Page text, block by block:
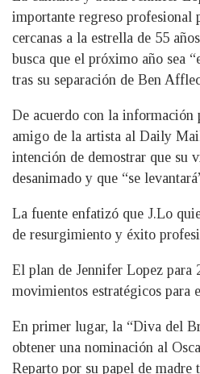
importante regreso profesional
cercanas a la estrella de 55
busca que el próximo año sea
tras su separación de Ben
De acuerdo con la información
amigo de la artista al Daily
intención de demostrar que su
desanimado y que “se
La fuente enfatizó que J.Lo
de resurgimiento y éxito
El plan de Jennifer Lopez para
movimientos estratégicos para
En primer lugar, la “Diva del
obtener una nominación al
Reparto por su papel de